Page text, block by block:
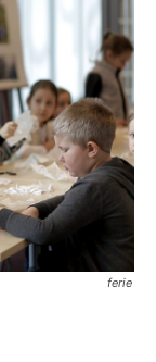
ferie